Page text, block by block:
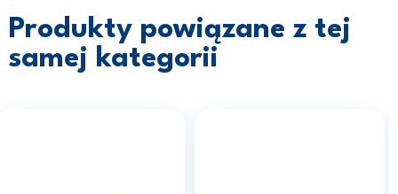
Produkty powiązane z tej
samej kategorii